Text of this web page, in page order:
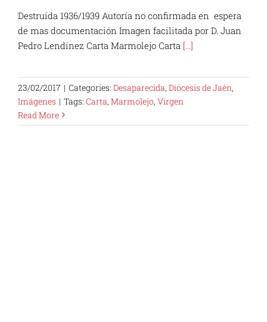
Destruída 1936/1939 Autoría no confirmada en espera
de mas documentación Imagen facilitada por D. Juan
Pedro Lendínez Carta Marmolejo Carta [...]
23/02/2017 | Categories: Desaparecida, Diócesis de Jaén,
Imágenes | Tags: Carta, Marmolejo, Virgen
Read More